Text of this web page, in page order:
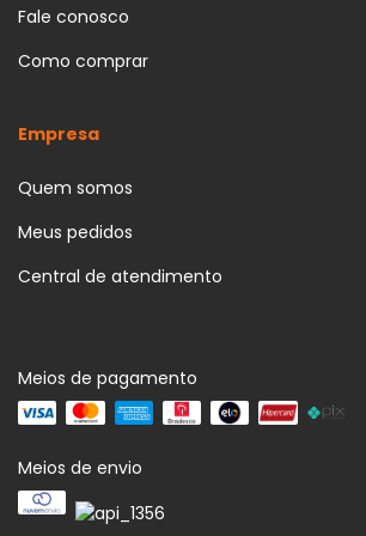
Fale conosco
Como comprar
Empresa
Quem somos
Meus pedidos
Central de atendimento
Meios de pagamento
Meios de envio